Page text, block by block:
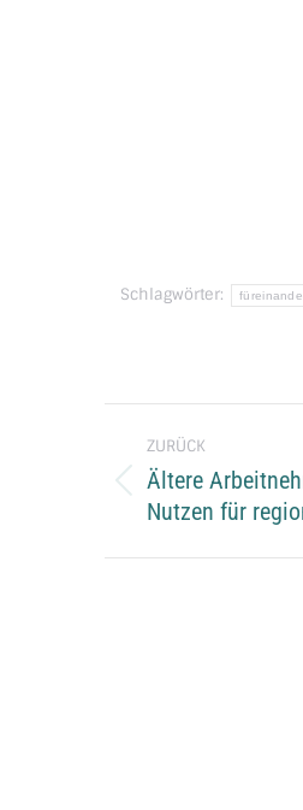
Schlagwörter:
ZURÜCK
Vorheriger
Beitrag:
Ältere
Nutzen für